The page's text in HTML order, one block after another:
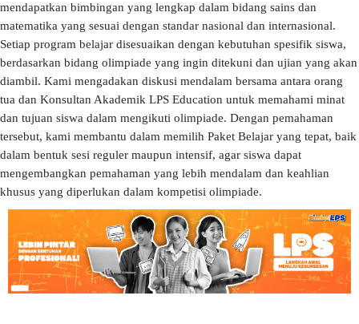
mendapatkan bimbingan yang lengkap dalam bidang sains dan
matematika yang sesuai dengan standar nasional dan internasional.
Setiap program belajar disesuaikan dengan kebutuhan spesifik siswa,
berdasarkan bidang olimpiade yang ingin ditekuni dan ujian yang akan
diambil. Kami mengadakan diskusi mendalam bersama antara orang
tua dan Konsultan Akademik LPS Education untuk memahami minat
dan tujuan siswa dalam mengikuti olimpiade. Dengan pemahaman
tersebut, kami membantu dalam memilih Paket Belajar yang tepat, baik
dalam bentuk sesi reguler maupun intensif, agar siswa dapat
mengembangkan pemahaman yang lebih mendalam dan keahlian
khusus yang diperlukan dalam kompetisi olimpiade.